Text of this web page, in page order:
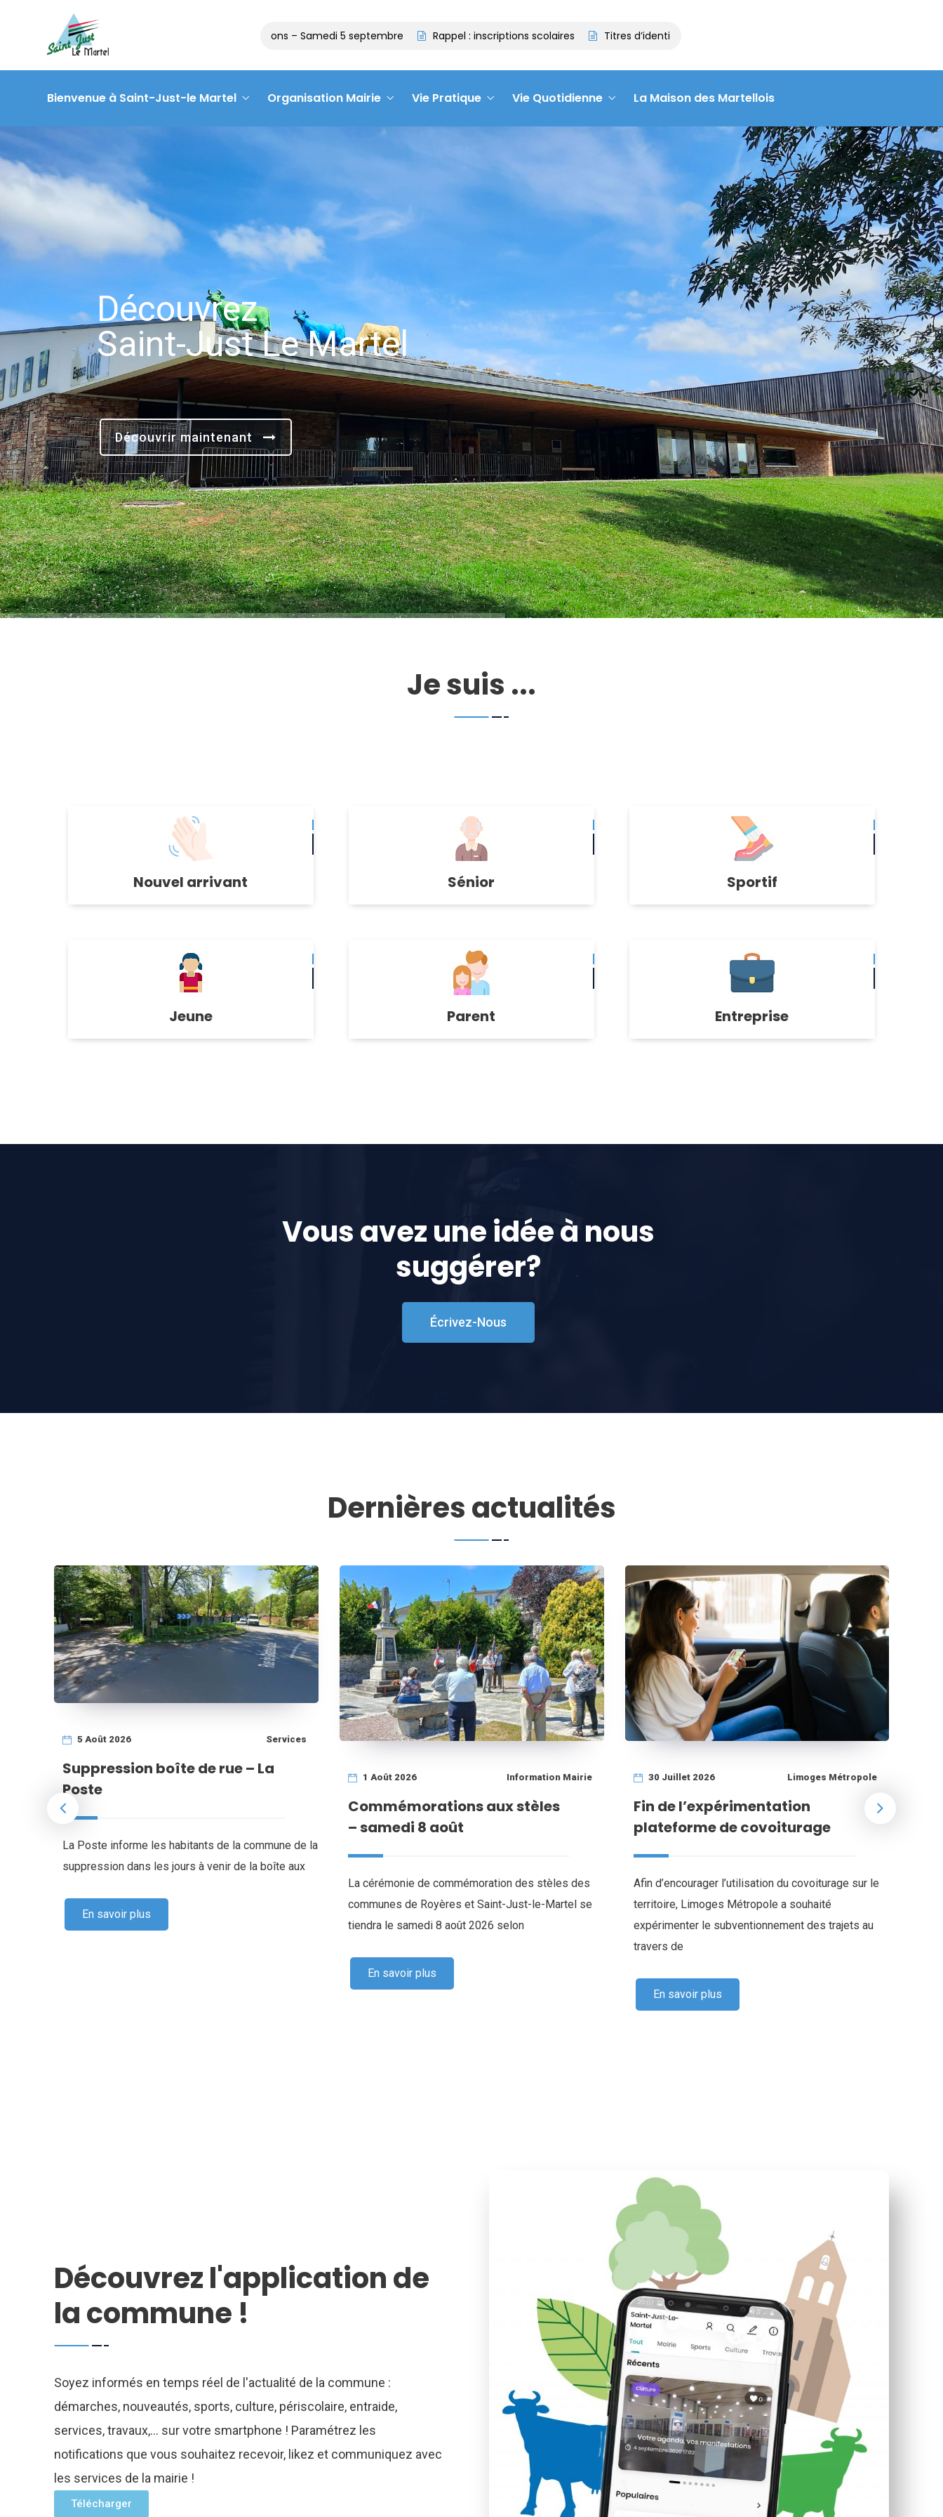
Matinée des associations – Samedi 5 septembre Rappel : inscriptions scolaires Titres d’identité et de voyage à la Maison des Martellois : contactez le 05 55
Bienvenue à Saint-Just-le Martel Organisation Mairie Vie Pratique Vie Quotidienne La Maison des Martellois
Je suis ...
Nouvel arrivant Sénior Sportif
Jeune Parent Entreprise
Vous avez une idée à nous
suggérer?
Écrivez-Nous
Dernières actualités
5 Août 2026 Services
Suppression boîte de rue – La
Poste
La Poste informe les habitants de la commune de la
suppression dans les jours à venir de la boîte aux
En savoir plus
1 Août 2026 Information Mairie
Commémorations aux stèles
– samedi 8 août
La cérémonie de commémoration des stèles des
communes de Royères et Saint-Just-le-Martel se
tiendra le samedi 8 août 2026 selon
En savoir plus
30 Juillet 2026 Limoges Métropole
Fin de l’expérimentation
plateforme de covoiturage
Afin d’encourager l’utilisation du covoiturage sur le
territoire, Limoges Métropole a souhaité
expérimenter le subventionnement des trajets au
travers de
En savoir plus
Découvrez l'application de
la commune !
Soyez informés en temps réel de l'actualité de la commune :
démarches, nouveautés, sports, culture, périscolaire, entraide,
services, travaux,... sur votre smartphone ! Paramétrez les
notifications que vous souhaitez recevoir, likez et communiquez avec
les services de la mairie !
Télécharger